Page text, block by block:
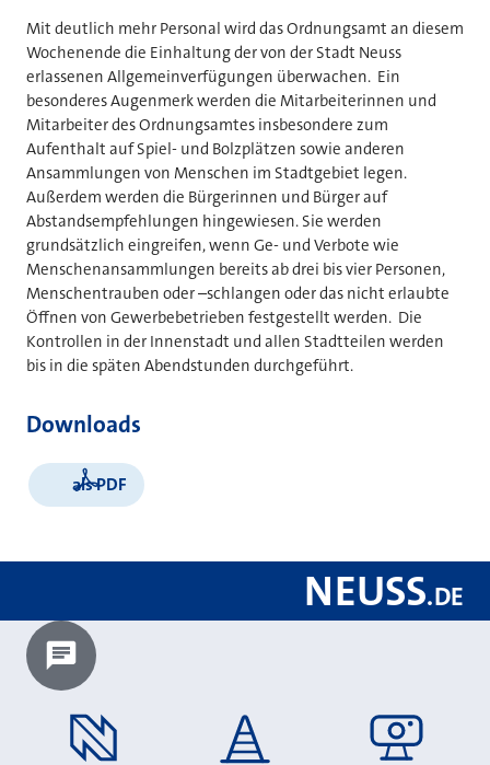
Mit deutlich mehr Personal wird das Ordnungsamt an diesem
Wochenende die Einhaltung der von der Stadt Neuss
erlassenen Allgemeinverfügungen überwachen. Ein
besonderes Augenmerk werden die Mitarbeiterinnen und
Mitarbeiter des Ordnungsamtes insbesondere zum
Aufenthalt auf Spiel- und Bolzplätzen sowie anderen
Ansammlungen von Menschen im Stadtgebiet legen.
Außerdem werden die Bürgerinnen und Bürger auf
Abstandsempfehlungen hingewiesen. Sie werden
grundsätzlich eingreifen, wenn Ge- und Verbote wie
Menschenansammlungen bereits ab drei bis vier Personen,
Menschentrauben oder –schlangen oder das nicht erlaubte
Öffnen von Gewerbebetrieben festgestellt werden. Die
Kontrollen in der Innenstadt und allen Stadtteilen werden
bis in die späten Abendstunden durchgeführt.
Downloads
als PDF
NEUSS.DE
Chatbot laden?